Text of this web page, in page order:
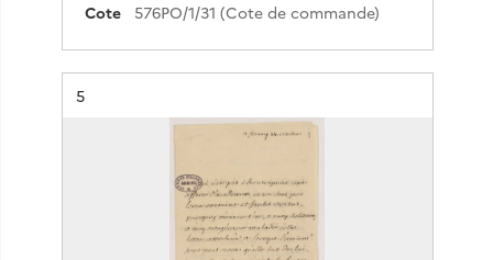
Cote
576PO/1/31 (Cote de commande)
Résultat n°
5